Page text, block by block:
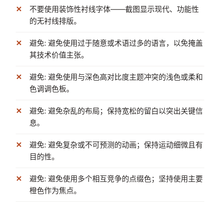
不要使用装饰性衬线字体——截图显示现代、功能性
的无衬线排版。
避免: 避免使用过于随意或术语过多的语言，以免掩盖
其技术价值主张。
避免: 避免使用与深色高对比度主题冲突的浅色或柔和
色调调色板。
避免: 避免杂乱的布局；保持宽松的留白以突出关键信
息。
避免: 避免复杂或不可预测的动画；保持运动细微且有
目的性。
避免: 避免使用多个相互竞争的点缀色；坚持使用主要
橙色作为焦点。